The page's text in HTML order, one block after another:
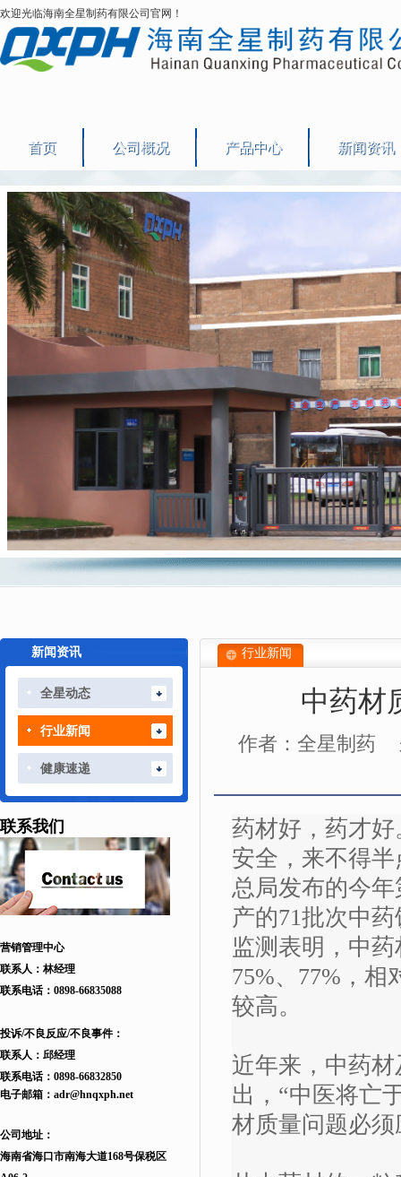
欢迎光临海南全星制药有限公司官网！
首页 公司概况 产品中心 新闻资讯
新闻资讯
全星动态
行业新闻
健康速递
联系我们
营销管理中心
联系人：林经理
联系电话： 0898-66835088
投诉/不良反应/不良事件：
联系人：邱经理
联系电话： 0898-66832850
电子邮箱： adr@hnqxph.net
公司地址：
海南省海口市南海大道168号保税区
行业新闻
中药材
作者：全星制药
药材好，药才
安全，来不得
总局发布的今
产的71批次中
监测表明，中
75%、77%，
较高。
近年来，中药
出，“中医将亡
材质量问题必